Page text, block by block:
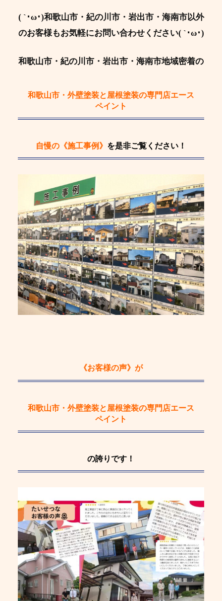
( `･ω･)和歌山市・紀の川市・岩出市・海南市以外
のお客様もお気軽にお問い合わせください( `･ω･)
和歌山市・紀の川市・岩出市・海南市地域密着の
和歌山市・外壁塗装と屋根塗装の専門店エース
ペイント
自慢の《施工事例》 を是非ご覧ください！
《お客様の声》 が
和歌山市・外壁塗装と屋根塗装の専門店エース
ペイント
の誇りです！